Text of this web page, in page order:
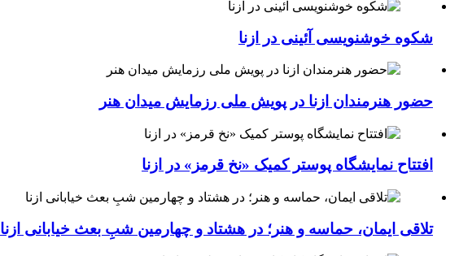
شکوه خوشنویسی آئینی در ازنا
حضور هنرمندان ازنا در پویش ملی رزمایش میدان هنر
افتتاح نمایشگاه پوستر کمیک «نخ قرمز» در ازنا
تلاقی ایمان، حماسه و هنر؛ در هشتاد و چهارمین شبِ بعث خیابانی ازنا